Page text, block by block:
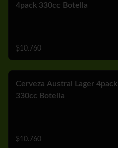
4pack 330cc Botella
$10.760
Cerveza Austral Lager 4pack
330cc Botella
$10.760